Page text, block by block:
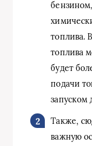
топлива.
топлива
будет
подачи
запуском
Также,
важную